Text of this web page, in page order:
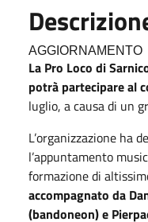
AGGIORNAMENTO
La Pro Loco di
potrà partecipare al
luglio, a causa di un
L’organizzazione ha
l’appuntamento
formazione di
accompagnato da
(bandoneon) e